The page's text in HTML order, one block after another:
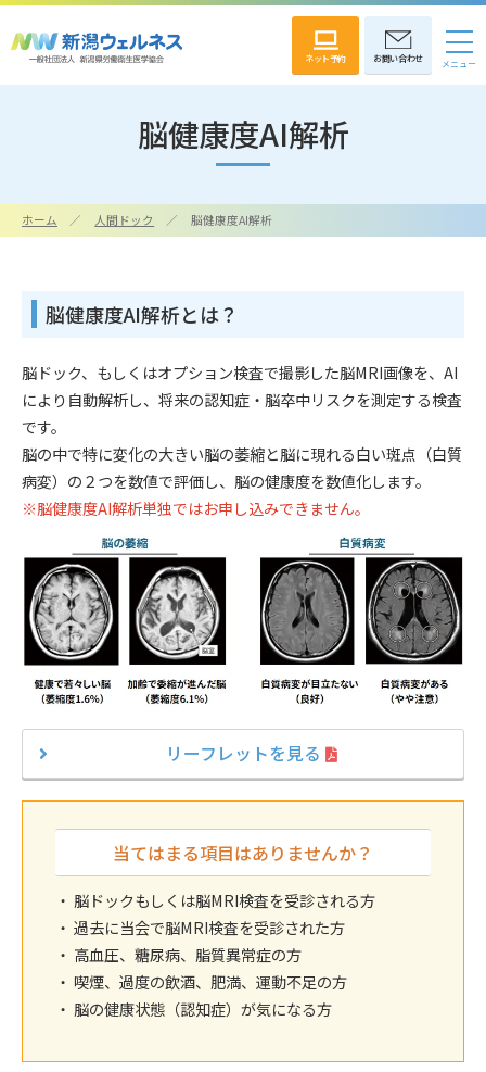
お問い合わせ
ネット予約
脳健康度AI解析
ホーム 人間ドック 脳健康度AI解析
脳健康度AI解析とは？
脳ドック、もしくはオプション検査で撮影した脳MRI画像を、AI
により自動解析し、将来の認知症・脳卒中リスクを測定する検査
です。
脳の中で特に変化の大きい脳の萎縮と脳に現れる白い斑点（白質
病変）の２つを数値で評価し、脳の健康度を数値化します。
※脳健康度AI解析単独ではお申し込みできません。
リーフレットを見る
当てはまる項目はありませんか？
・ 脳ドックもしくは脳MRI検査を受診される方
・ 過去に当会で脳MRI検査を受診された方
・ 高血圧、糖尿病、脂質異常症の方
・ 喫煙、過度の飲酒、肥満、運動不足の方
・ 脳の健康状態（認知症）が気になる方